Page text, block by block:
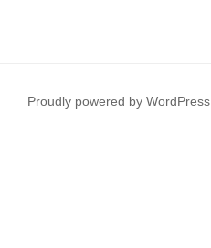
Proudly powered by WordPress